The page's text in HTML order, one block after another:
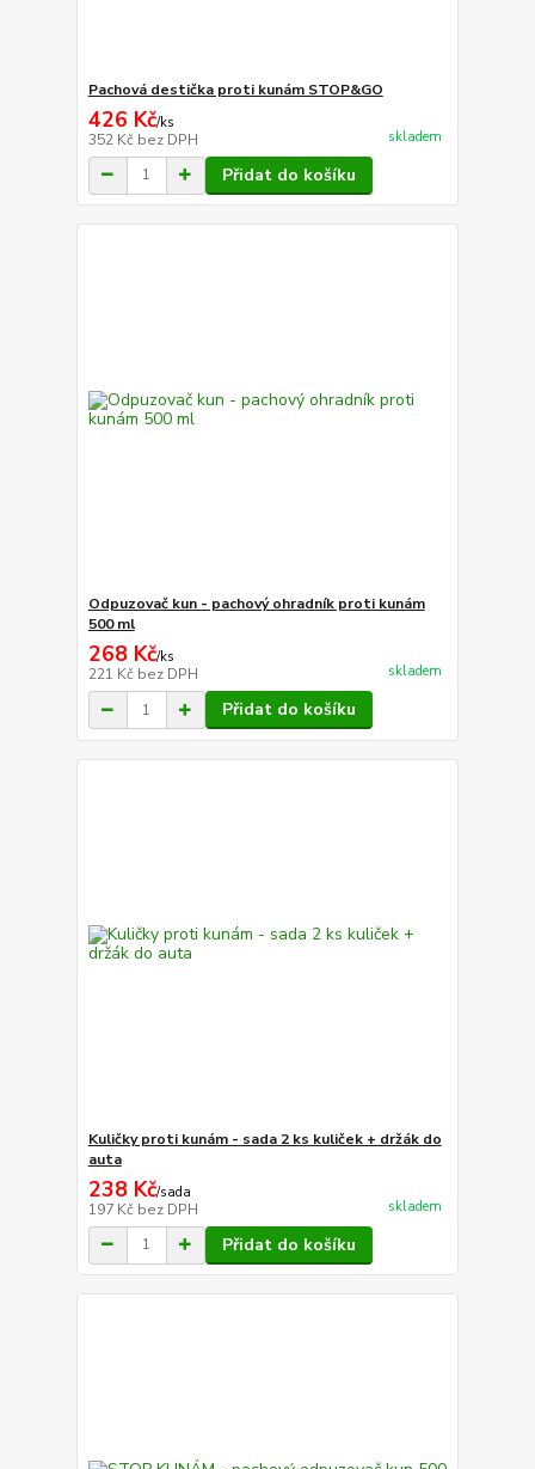
Pachová destička proti kunám STOP&GO
426 Kč/ks
352 Kč bez DPH skladem
Přidat do košíku
Odpuzovač kun - pachový ohradník proti kunám
500 ml
268 Kč/ks
221 Kč bez DPH skladem
Přidat do košíku
Kuličky proti kunám - sada 2 ks kuliček + držák do
auta
238 Kč/sada
197 Kč bez DPH skladem
Přidat do košíku